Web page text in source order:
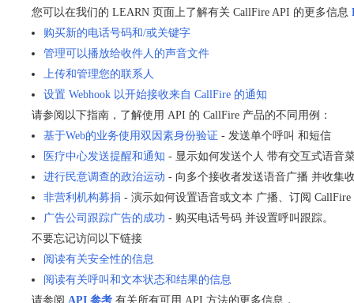
您可以在我们的 LEARN 页面上了解有关 CallFire API 的更多信息
购买新的电话号码和/或关键字
管理可以播放给收件人的声音文件
上传和管理您的联系人
设置 Webhook 以开始接收来自 CallFire 的通知
请参阅以下指南，了解使用 API 的 CallFire 产品的不同用例：
基于Web的业务使用双因素身份验证 - 发送单个呼叫 和短信
医疗中心发送提醒和通知 - 显示如何发送个人 带有交互式语音
进行民意调查的政治运动 - 向多个接收者发送语音广播 并收集
非营利机构募捐 - 演示如何设置语音或文本 广播、订阅
广告公司跟踪广告的成功 - 购买电话号码 并设置呼叫跟踪。
不要忘记访问以下链接
阅读有关安全性的信息
阅读有关呼叫和文本状态和结果的信息
请参阅 API 参考 有关所有可用 API 方法的更多信息，